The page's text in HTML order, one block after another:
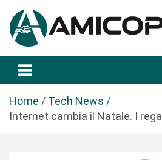
a
Amicopc.com
Home
Tech News
Internet cambia il Natale. I